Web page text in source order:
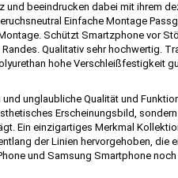
und beeindrucken dabei mit ihrem
Einfache Montage
Schützt Smartzphone vor
Qualitativ sehr hochwertig.
hohe Verschleißfestigkeit
unglaubliche Qualität und
Erscheinungsbild,
Ein einzigartiges Merkmal
der Linien hervorgehoben, die
und Samsung Smartphone